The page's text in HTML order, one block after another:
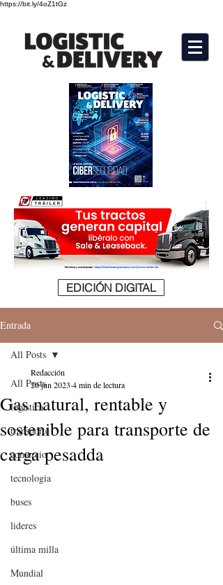
https://bit.ly/4oZ1tGz
EDICIÓN DIGITAL
Entrada
All Posts
logistica
transporte
comercio
tecnologia
buses
lideres
última milla
Mundial
All Posts
Gas natural, rentable y
sostenible para transporte de
carga pesadda
Redacción
26 jun 2023 4 min de lectura